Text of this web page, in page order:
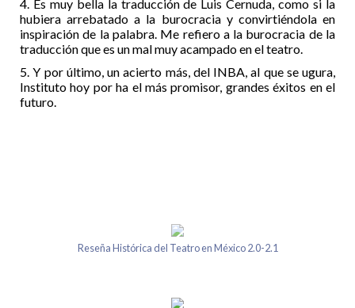
4. Es muy bella la traducción de Luis Cernuda, como si la
hubiera arrebatado a la burocracia y convirtiéndola en
inspiración de la palabra. Me refiero a la burocracia de la
traducción que es un mal muy acampado en el teatro.
5. Y por último, un acierto más, del INBA, al que se ugura,
Instituto hoy por ha el más promisor, grandes éxitos en el
futuro.
Reseña Histórica del Teatro en México 2.0-2.1